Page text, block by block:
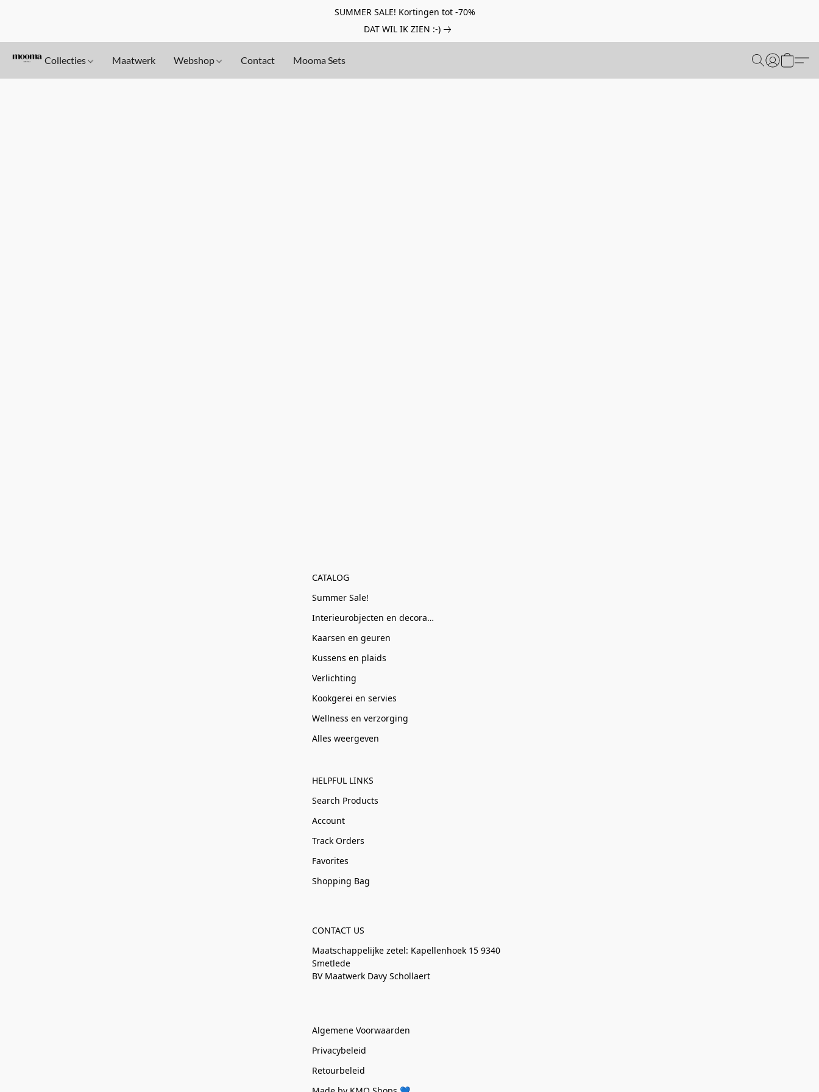
SUMMER SALE! Kortingen tot -70%
DAT WIL IK ZIEN :-)
Collecties Maatwerk Webshop Contact Mooma Sets
CATALOG
Summer Sale!
Interieurobjecten en decoratie
Kaarsen en geuren
Kussens en plaids
Verlichting
Kookgerei en servies
Wellness en verzorging
Alles weergeven
HELPFUL LINKS
Search Products
Account
Track Orders
Favorites
Shopping Bag
CONTACT US
Maatschappelijke zetel: Kapellenhoek 15 9340
Smetlede
BV Maatwerk Davy Schollaert
Algemene Voorwaarden
Privacybeleid
Retourbeleid